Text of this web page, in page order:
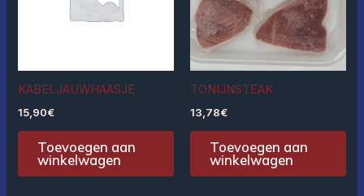
KABELJAUWHAASJE
15,90€
Toevoegen aan
winkelwagen
TONIJNSTEAK
13,78€
Toevoegen aan
winkelwagen